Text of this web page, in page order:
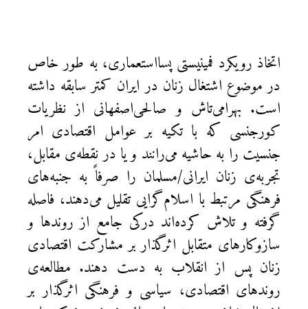
اتخاذ رویکرد فمینیستی پسااستعماری، به طور خاص
در موضوع اشتغال زنان در ایران کمتر سابقه داشته
است. بهرامی‌تاش و صالحی‌اصفهانی از نظریات
کورجنسی که با تکیه بر عوامل اقتصادی امر
جنسیت را به حاشیه می‌رانند‌ و یا در نقطه‌ی مقابل،
تجربه‌ی زنان ایرانی/مسلمان را صرفاً به جنبه‌های
فرهنگی مرتبط با اسلام‌گرایی تقلیل می‌دهند، فاصله
گرفته و تلاش کرده‌اند درکی جامع از روندها و
سازوکارهای متقابل اثرگذار بر مشارکت اقتصادی
زنان پس از انقلاب به دست دهند. مطالعه‌ی
روندهای اقتصادی، سیاسی و فرهنگی اثرگذار بر